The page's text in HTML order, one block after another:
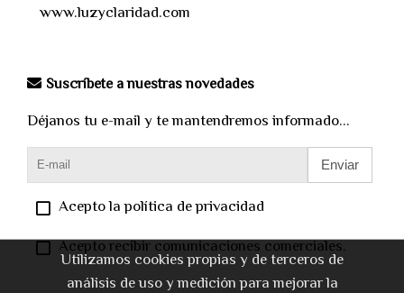
www.luzyclaridad.com
Suscríbete a nuestras novedades
Déjanos tu e-mail y te mantendremos informado...
Enviar
Acepto la política de privacidad
Acepto recibir comunicaciones comerciales.
Utilizamos cookies propias y de terceros de
análisis de uso y medición para mejorar la